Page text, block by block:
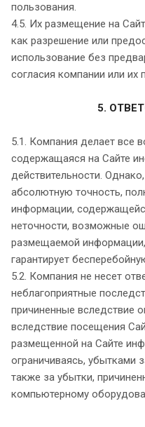
пользования.
4.5. Их размещение на
как разрешение или
использование без
согласия компании или их
5.
5.1. Компания делает все
содержащаяся на Сайте
действительности.
абсолютную точность,
информации,
неточности, возможные
размещаемой информации,
гарантирует
5.2. Компания не несет
неблагоприятные
причиненные вследствие
вследствие посещения
размещенной на Сайте
ограничиваясь, убытками
также за убытки,
компьютерному